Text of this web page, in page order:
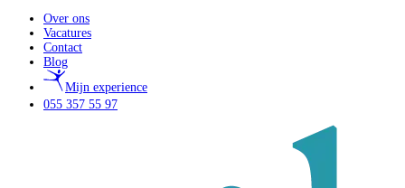
Over ons
Vacatures
Contact
Blog
Mijn experience
055 357 55 97